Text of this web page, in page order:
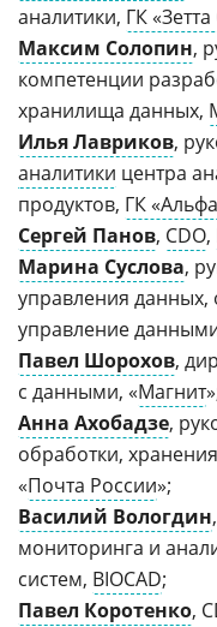
аналитики, ГК
Максим Солопин,
компетенции
хранилища данных,
Илья Лавриков,
аналитики центра
продуктов, ГК
Сергей Панов, CDO,
Марина Суслова,
управления данных,
управление
Павел Шорохов,
с данными, «Магнит
Анна Ахобадзе,
обработки,
«Почта России»;
Василий Вологдин
мониторинга и
систем, BIOCAD;
Павел Коротенко,